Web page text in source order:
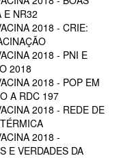
E NR32
2018 - CRIE:
2018 - PNI E
2018
2018 - POP EM
A RDC 197
2018 - REDE DE
2018 -
E VERDADES DA